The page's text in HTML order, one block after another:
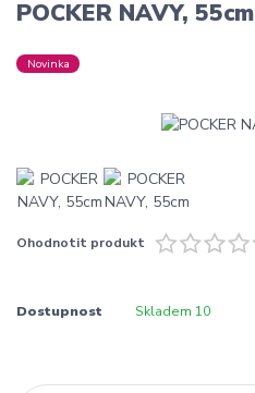
POCKER NAVY, 55cm
Novinka
Ohodnotit produkt
Dostupnost Skladem 10